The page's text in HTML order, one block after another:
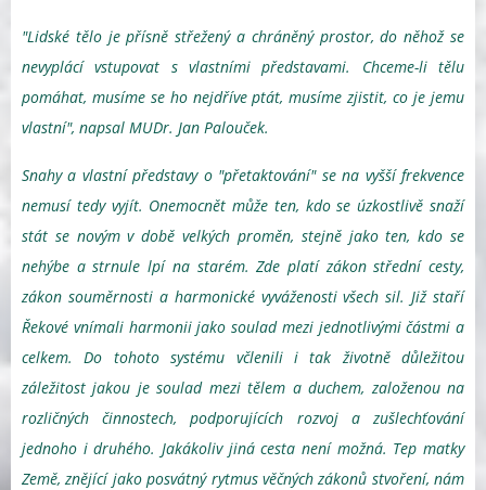
"Lidské tělo je přísně střežený a chráněný prostor, do něhož se
nevyplácí vstupovat s vlastními představami. Chceme-li tělu
pomáhat, musíme se ho nejdříve ptát, musíme zjistit, co je jemu
vlastní", napsal MUDr. Jan Palouček.
Snahy a vlastní představy o "přetaktování" se na vyšší frekvence
nemusí tedy vyjít. Onemocnět může ten, kdo se úzkostlivě snaží
stát se novým v době velkých proměn, stejně jako ten, kdo se
nehýbe a strnule lpí na starém. Zde platí zákon střední cesty,
zákon souměrnosti a harmonické vyváženosti všech sil. Již staří
Řekové vnímali harmonii jako soulad mezi jednotlivými částmi a
celkem. Do tohoto systému včlenili i tak životně důležitou
záležitost jakou je soulad mezi tělem a duchem, založenou na
rozličných činnostech, podporujících rozvoj a zušlechťování
jednoho i druhého. Jakákoliv jiná cesta není možná. Tep matky
Země, znějící jako posvátný rytmus věčných zákonů stvoření, nám